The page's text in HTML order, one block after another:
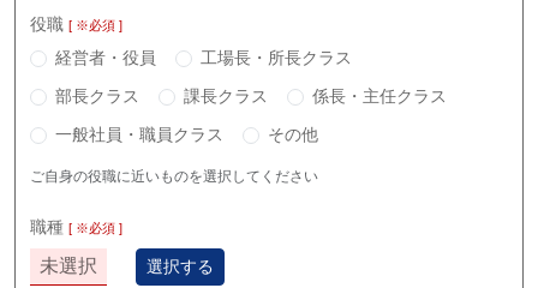
役職 [ ※必須 ]
経営者・役員
工場長・所長クラス
部長クラス
課長クラス
係長・主任クラス
一般社員・職員クラス
その他
ご自身の役職に近いものを選択してください
職種 [ ※必須 ]
未選択 選択する